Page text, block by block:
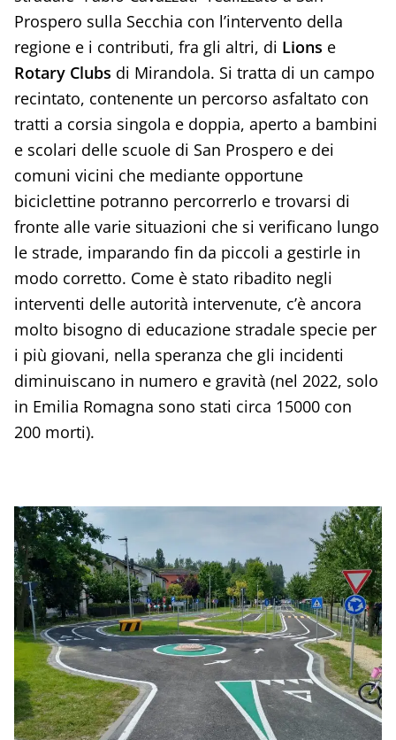
Prospero sulla Secchia con l’intervento della
regione e i contributi, fra gli altri, di Lions e
Rotary Clubs di Mirandola. Si tratta di un campo
recintato, contenente un percorso asfaltato con
tratti a corsia singola e doppia, aperto a bambini
e scolari delle scuole di San Prospero e dei
comuni vicini che mediante opportune
biciclettine potranno percorrerlo e trovarsi di
fronte alle varie situazioni che si verificano lungo
le strade, imparando fin da piccoli a gestirle in
modo corretto. Come è stato ribadito negli
interventi delle autorità intervenute, c’è ancora
molto bisogno di educazione stradale specie per
i più giovani, nella speranza che gli incidenti
diminuiscano in numero e gravità (nel 2022, solo
in Emilia Romagna sono stati circa 15000 con
200 morti).